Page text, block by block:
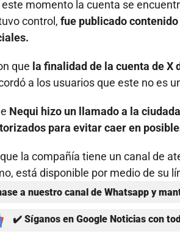
momento la cuenta se
control, fue publicado
que la finalidad de la cuenta de
a los usuarios que este no es
Nequi hizo un llamado a la
para evitar caer en
la compañía tiene un canal de
está disponible por medio de su
a nuestro canal de Whatsapp y
✔️ Síganos en Google Noticias con